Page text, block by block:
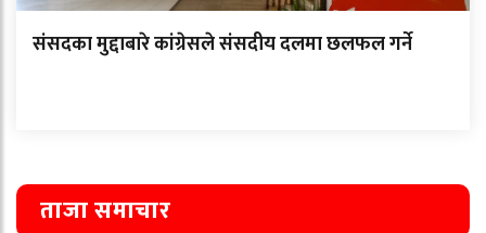
संसदका मुद्दाबारे कांग्रेसले संसदीय दलमा छलफल गर्ने
ताजा समाचार